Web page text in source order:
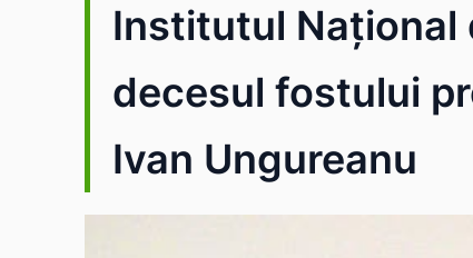
Institutul Național
decesul fostului
Ivan Ungureanu